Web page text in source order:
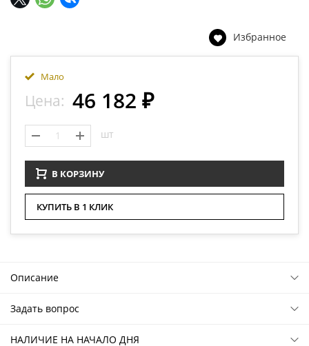
Избранное
Мало
Цена: 46 182 ₽
шт
В КОРЗИНУ
КУПИТЬ В 1 КЛИК
Описание
Задать вопрос
НАЛИЧИЕ НА НАЧАЛО ДНЯ